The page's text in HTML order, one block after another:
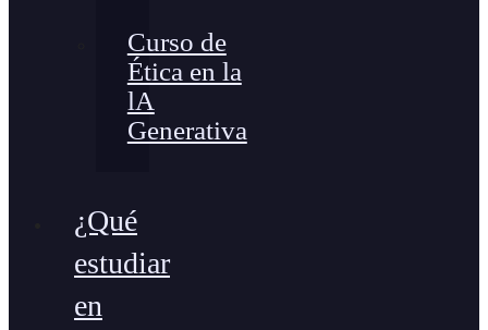
Curso de
Ética en la
lA
Generativa
¿Qué
estudiar
en